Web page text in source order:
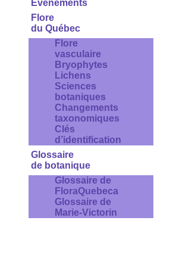
Évènements
Flore
du Québec
Flore
vasculaire
Bryophytes
Lichens
Sciences
botaniques
Changements
taxonomiques
Clés
d’identification
Glossaire
de botanique
Glossaire de
FloraQuebeca
Glossaire de
Marie-Victorin